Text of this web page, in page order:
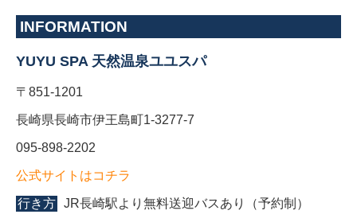
INFORMATION
YUYU SPA 天然温泉ユユスパ
〒851-1201
長崎県長崎市伊王島町1-3277-7
095-898-2202
公式サイトはコチラ
行き方 JR長崎駅より無料送迎バスあり（予約制）